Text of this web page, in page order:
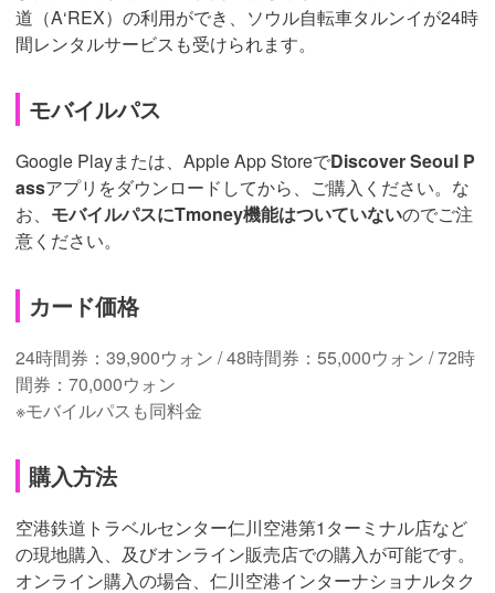
道（A‘REX）の利用ができ、ソウル自転車タルンイが24時
間レンタルサービスも受けられます。
モバイルパス
Google Playまたは、Apple App StoreでDiscover Seoul P
assアプリをダウンロードしてから、ご購入ください。な
お、 モバイルパスにTmoney機能はついていないのでご注
意ください。
カード価格
24時間券：39,900ウォン / 48時間券：55,000ウォン / 72時
間券：70,000ウォン
※モバイルパスも同料金
購入方法
空港鉄道トラベルセンター仁川空港第1ターミナル店など
の現地購入、及びオンライン販売店での購入が可能です。
オンライン購入の場合、仁川空港インターナショナルタク